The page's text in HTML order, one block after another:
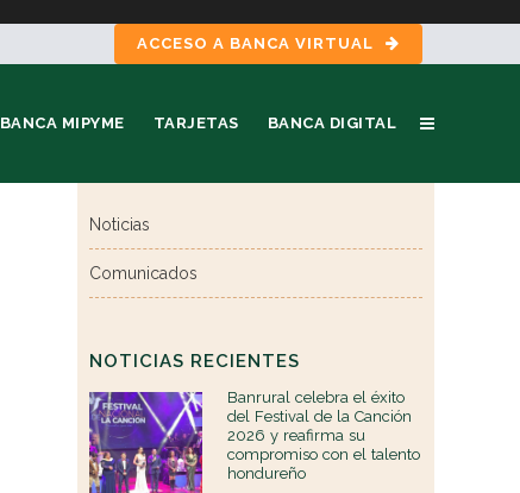
ACCESO A BANCA VIRTUAL
BANCA MIPYME TARJETAS BANCA DIGITAL
Noticias
Comunicados
NOTICIAS RECIENTES
Banrural celebra el éxito
del Festival de la Canción
2026 y reafirma su
compromiso con el talento
hondureño